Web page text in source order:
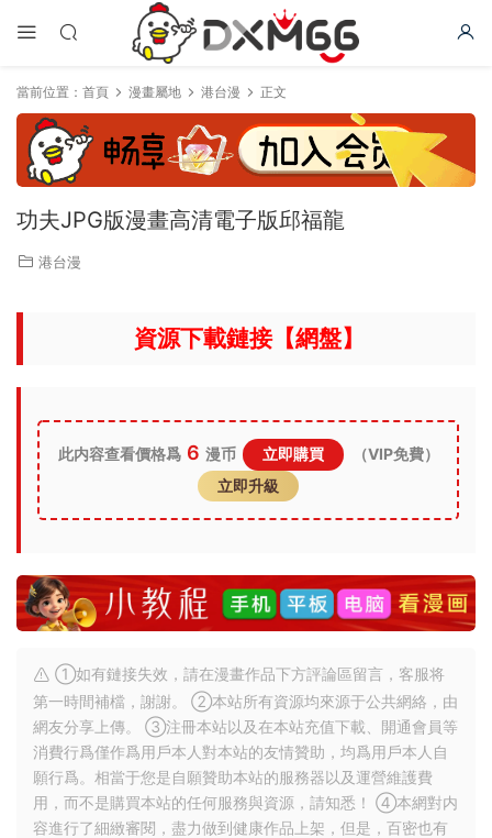
當前位置： 首頁 漫畫屬地 港台漫 正文
功夫JPG版漫畫高清電子版邱福龍
港台漫
資源下載鏈接【網盤】
此内容查看價格爲 6 漫币 立即購買
（VIP免費）
立即升級
①如有鏈接失效，請在漫畫作品下方評論區留言，客服将
第一時間補檔，謝謝。 ②本站所有資源均來源于公共網絡，由
網友分享上傳。 ③注冊本站以及在本站充值下載、開通會員等
消費行爲僅作爲用戶本人對本站的友情贊助，均爲用戶本人自
願行爲。相當于您是自願贊助本站的服務器以及運營維護費
用，而不是購買本站的任何服務與資源，請知悉！ ④本網對内
容進行了細緻審閱，盡力做到健康作品上架，但是，百密也有